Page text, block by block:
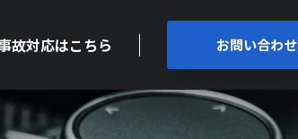
故対応はこちら お問い合わせ